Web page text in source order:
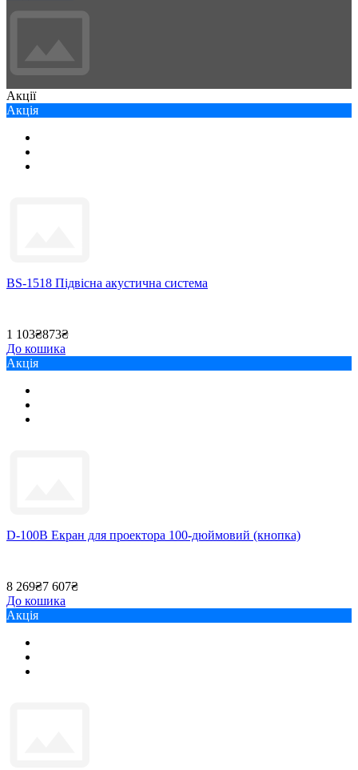
Акції
Акція
BS-1518 Підвісна акустична система
1 103₴873₴
До кошика
Акція
D-100B Екран для проектора 100-дюймовий (кнопка)
8 269₴7 607₴
До кошика
Акція